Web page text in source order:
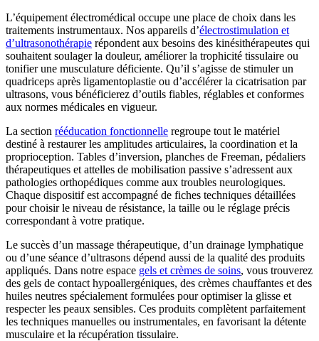
L’équipement électromédical occupe une place de choix dans les
traitements instrumentaux. Nos appareils d’électrostimulation et
d’ultrasonothérapie répondent aux besoins des kinésithérapeutes qui
souhaitent soulager la douleur, améliorer la trophicité tissulaire ou
tonifier une musculature déficiente. Qu’il s’agisse de stimuler un
quadriceps après ligamentoplastie ou d’accélérer la cicatrisation par
ultrasons, vous bénéficierez d’outils fiables, réglables et conformes
aux normes médicales en vigueur.
La section rééducation fonctionnelle regroupe tout le matériel
destiné à restaurer les amplitudes articulaires, la coordination et la
proprioception. Tables d’inversion, planches de Freeman, pédaliers
thérapeutiques et attelles de mobilisation passive s’adressent aux
pathologies orthopédiques comme aux troubles neurologiques.
Chaque dispositif est accompagné de fiches techniques détaillées
pour choisir le niveau de résistance, la taille ou le réglage précis
correspondant à votre pratique.
Le succès d’un massage thérapeutique, d’un drainage lymphatique
ou d’une séance d’ultrasons dépend aussi de la qualité des produits
appliqués. Dans notre espace gels et crèmes de soins, vous trouverez
des gels de contact hypoallergéniques, des crèmes chauffantes et des
huiles neutres spécialement formulées pour optimiser la glisse et
respecter les peaux sensibles. Ces produits complètent parfaitement
les techniques manuelles ou instrumentales, en favorisant la détente
musculaire et la récupération tissulaire.